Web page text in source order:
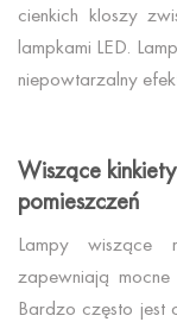
cienkich kloszy
lampkami LED.
niepowtarzalny
Wiszące
pomieszczeń
Lampy wiszące
zapewniają mocne
Bardzo często jest